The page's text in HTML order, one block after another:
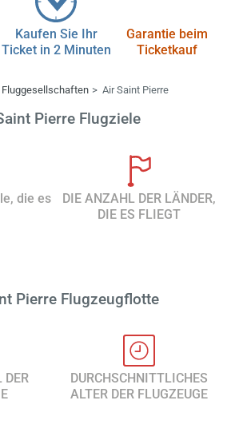
Kaufen Sie Ihr
Ticket in 2 Minuten
Garantie beim
Ticketkauf
Fluggesellschaften Air Saint Pierre
Pierre Flugziele
die es
DIE ANZAHL DER LÄNDER,
DIE ES FLIEGT
Pierre Flugzeugflotte
DER
DURCHSCHNITTLICHES
ALTER DER FLUGZEUGE